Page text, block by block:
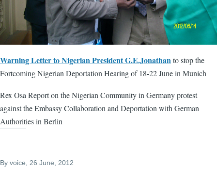
Warning Letter to Nigerian President G.E.Jonathanto stop the
Fortcoming Nigerian Deportation Hearing of 18-22 June in Munich
Rex Osa Report on the Nigerian Community in Germany protest
against the Embassy Collaboration and Deportation with German
Authorities in Berlin
By voice , 26 June, 2012